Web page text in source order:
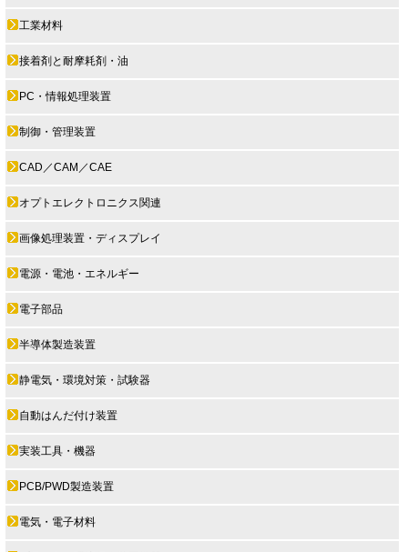
工業材料
接着剤と耐摩耗剤・油
PC・情報処理装置
制御・管理装置
CAD／CAM／CAE
オプトエレクトロニクス関連
画像処理装置・ディスプレイ
電源・電池・エネルギー
電子部品
半導体製造装置
静電気・環境対策・試験器
自動はんだ付け装置
実装工具・機器
PCB/PWD製造装置
電気・電子材料